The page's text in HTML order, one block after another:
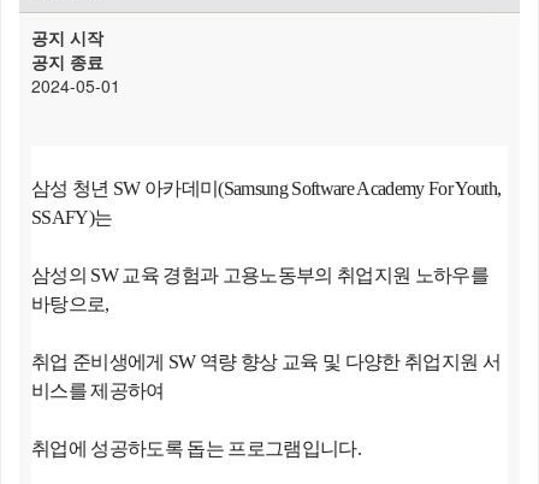
t
공지 시작
공지 종료
2024-05-01
삼성 청년 SW 아카데미(Samsung Software Academy For Youth,
SSAFY)는
삼성의 SW 교육 경험과 고용노동부의 취업지원 노하우를
바탕으로,
취업 준비생에게 SW 역량 향상 교육 및 다양한 취업지원 서
비스를 제공하여
취업에 성공하도록 돕는 프로그램입니다.